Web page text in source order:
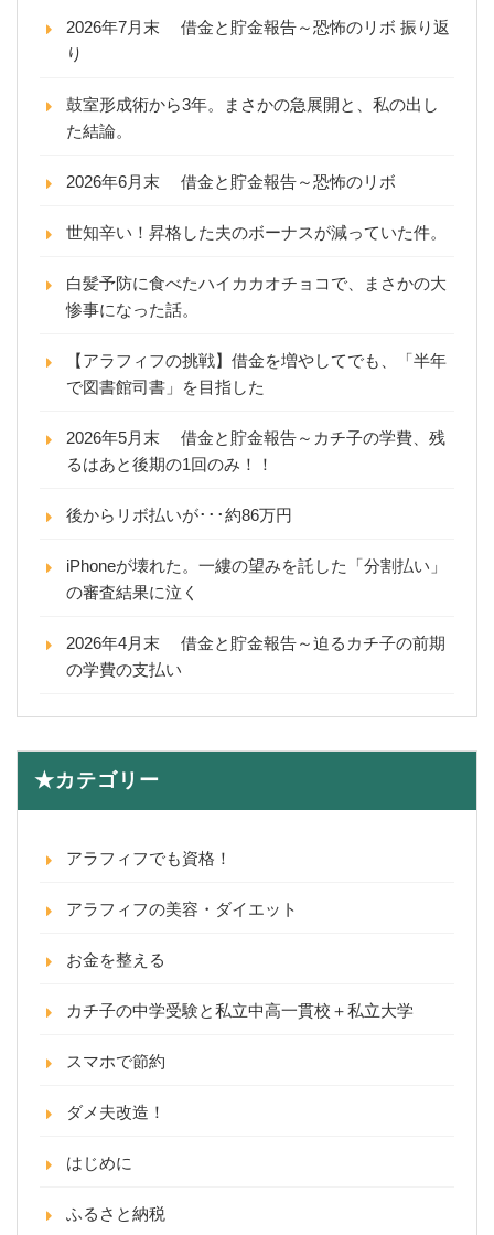
2026年7月末 借金と貯金報告～恐怖のリボ 振り返
り
鼓室形成術から3年。まさかの急展開と、私の出し
た結論。
2026年6月末 借金と貯金報告～恐怖のリボ
世知辛い！昇格した夫のボーナスが減っていた件。
白髪予防に食べたハイカカオチョコで、まさかの大
惨事になった話。
【アラフィフの挑戦】借金を増やしてでも、「半年
で図書館司書」を目指した
2026年5月末 借金と貯金報告～カチ子の学費、残
るはあと後期の1回のみ！！
後からリボ払いが･･･約86万円
iPhoneが壊れた。一縷の望みを託した「分割払い」
の審査結果に泣く
2026年4月末 借金と貯金報告～迫るカチ子の前期
の学費の支払い
★カテゴリー
アラフィフでも資格！
アラフィフの美容・ダイエット
お金を整える
カチ子の中学受験と私立中高一貫校＋私立大学
スマホで節約
ダメ夫改造！
はじめに
ふるさと納税